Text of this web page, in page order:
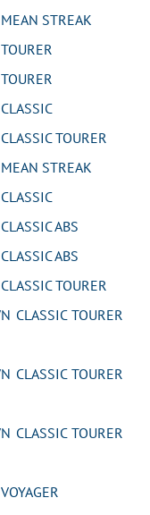
STREAK
TOURER
STREAK
ABS
ABS
TOURER
TOURER
TOURER
TOURER